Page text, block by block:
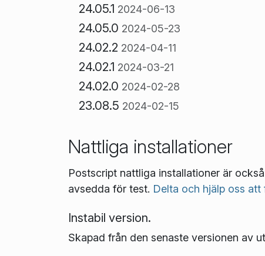
24.05.1 2024-06-13
24.05.0 2024-05-23
24.02.2 2024-04-11
24.02.1 2024-03-21
24.02.0 2024-02-28
23.08.5 2024-02-15
Nattliga installationer
Postscript nattliga installationer är
avsedda för test. Delta och hjälp oss att
Instabil version.
Skapad från den senaste versionen av